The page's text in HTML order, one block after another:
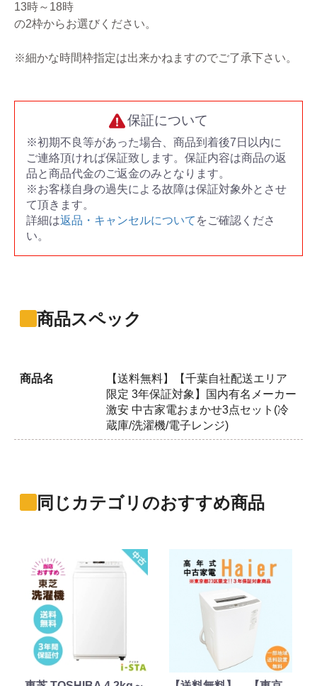
13時～18時
の2枠からお選びください。
※細かな時間枠指定は出来かねますのでご了承下さい。
保証について
※初期不良等があった場合、商品到着後7日以内に
ご連絡頂ければ保証致します。保証内容は商品の返
品と商品代金のご返金のみとなります。
※お客様自身の過失による故障は保証対象外とさせ
て頂きます。
詳細は返品・キャンセルについて をご確認くださ
い。
商品スペック
商品名
【送料無料】【千葉自社配送エリア
限定 3年保証対象】国内有名メーカー
激安 中古家電おまかせ3点セット(冷
蔵庫/洗濯機/電子レンジ)
同じカテゴリのおすすめ商品